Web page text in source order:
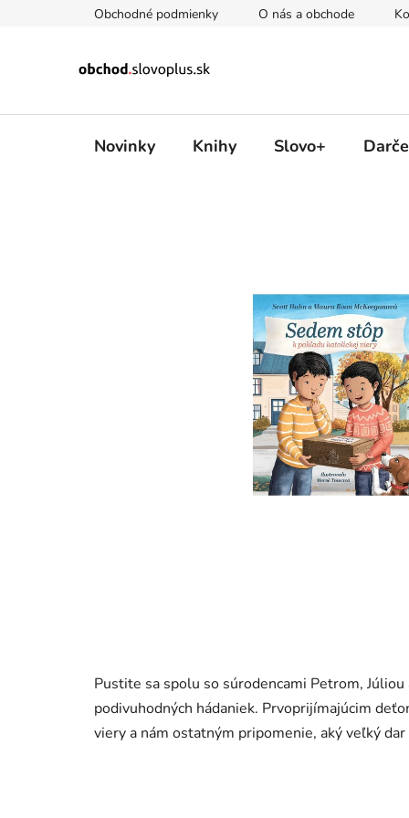
Obchodné podmienky O nás a obchode
Novinky Knihy Slovo+
Pustite sa spolu so súrodencami Petrom,
podivuhodných hádaniek. Prvoprijímajúcim
viery a nám ostatným pripomenie, aký veľký